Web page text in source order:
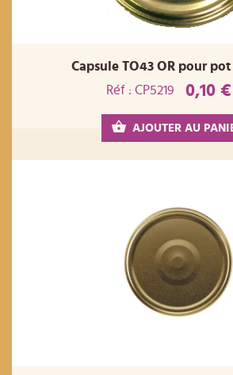
Capsule TO43 OR pour
Réf : CP5219
0,10 €
AJOUTER AU